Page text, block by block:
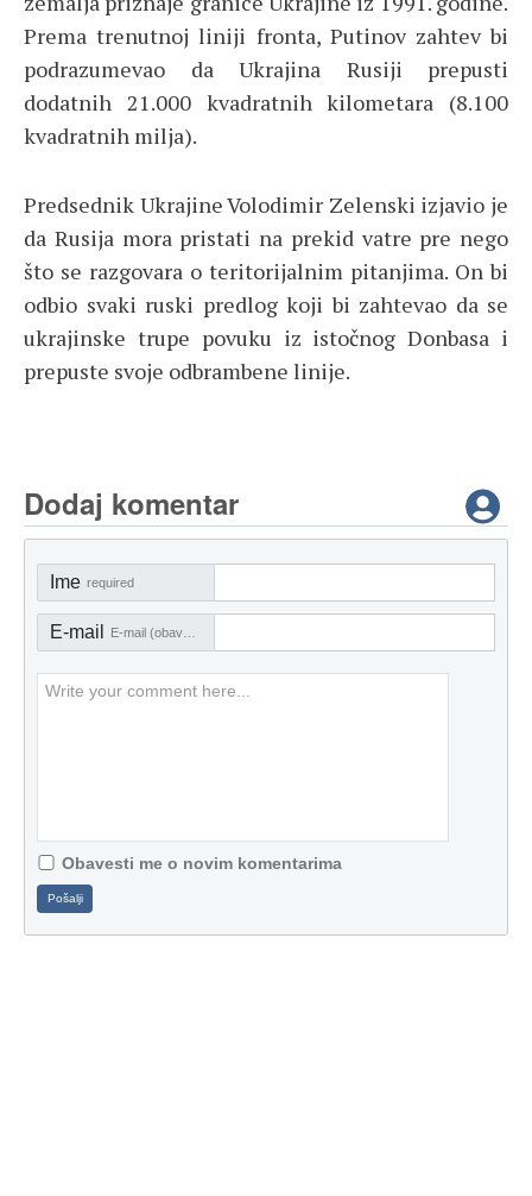
Prema trenutnoj liniji fronta, Putinov zahtev bi
podrazumevao da Ukrajina Rusiji prepusti
dodatnih 21.000 kvadratnih kilometara (8.100
kvadratnih milja).
Predsednik Ukrajine Volodimir Zelenski izjavio je
da Rusija mora pristati na prekid vatre pre nego
što se razgovara o teritorijalnim pitanjima. On bi
odbio svaki ruski predlog koji bi zahtevao da se
ukrajinske trupe povuku iz istočnog Donbasa i
prepuste svoje odbrambene linije.
Dodaj komentar
Ime required
E-mail
Obavesti me o novim komentarima
Pošalji